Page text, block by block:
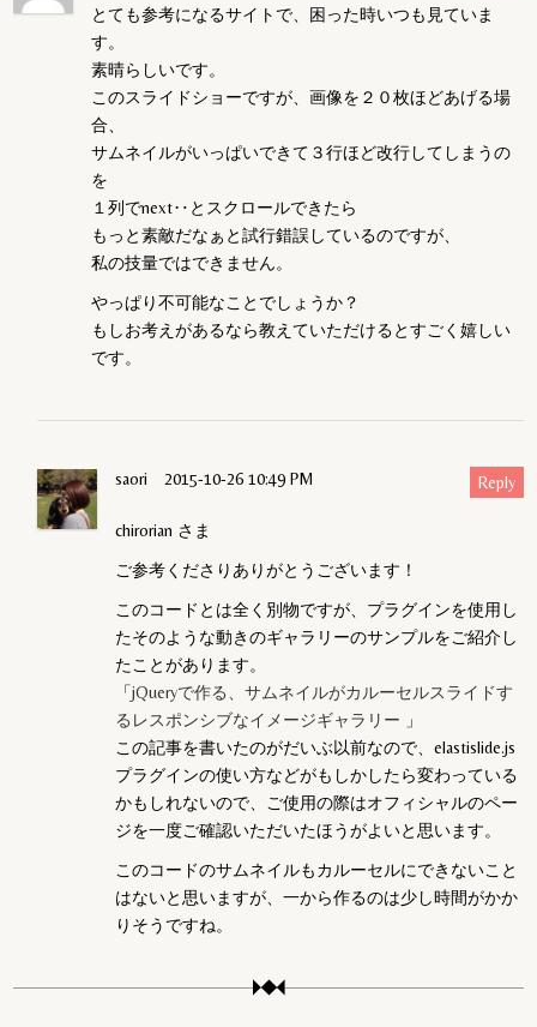
とても参考になるサイトで、困った時いつも見ていま
す。
素晴らしいです。
このスライドショーですが、画像を２０枚ほどあげる場
合、
サムネイルがいっぱいできて３行ほど改行してしまうの
を
１列でnext‥とスクロールできたら
もっと素敵だなぁと試行錯誤しているのですが、
私の技量ではできません。
やっぱり不可能なことでしょうか？
もしお考えがあるなら教えていただけるとすごく嬉しい
です。
saori 2015-10-26 10:49 PM
chirorian さま
ご参考くださりありがとうございます！
このコードとは全く別物ですが、プラグインを使用し
たそのような動きのギャラリーのサンプルをご紹介し
たことがあります。
「jQueryで作る、サムネイルがカルーセルスライドす
るレスポンシブなイメージギャラリー
」
この記事を書いたのがだいぶ以前なので、elastislide.js
プラグインの使い方などがもしかしたら変わっている
かもしれないので、ご使用の際はオフィシャルのペー
ジを一度ご確認いただいたほうがよいと思います。
このコードのサムネイルもカルーセルにできないこと
はないと思いますが、一から作るのは少し時間がかか
りそうですね。
Reply